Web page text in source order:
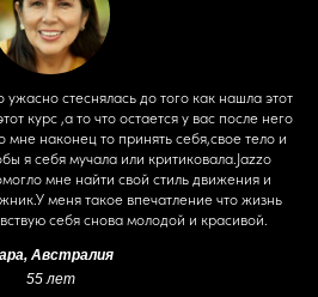
ужасно стеснялась до того как нашла этот
курс ,а то что остается у вас после него
мне наконец то принять себя,свое тело и
я себя мучала или критиковала.Jazzo
мне найти свой стиль движения и
меня такое впечатление что жизнь
себя снова молодой и красивой.
Австралия
55 лет